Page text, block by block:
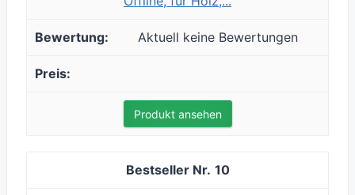
Aktuell keine Bewertungen
Produkt ansehen
10